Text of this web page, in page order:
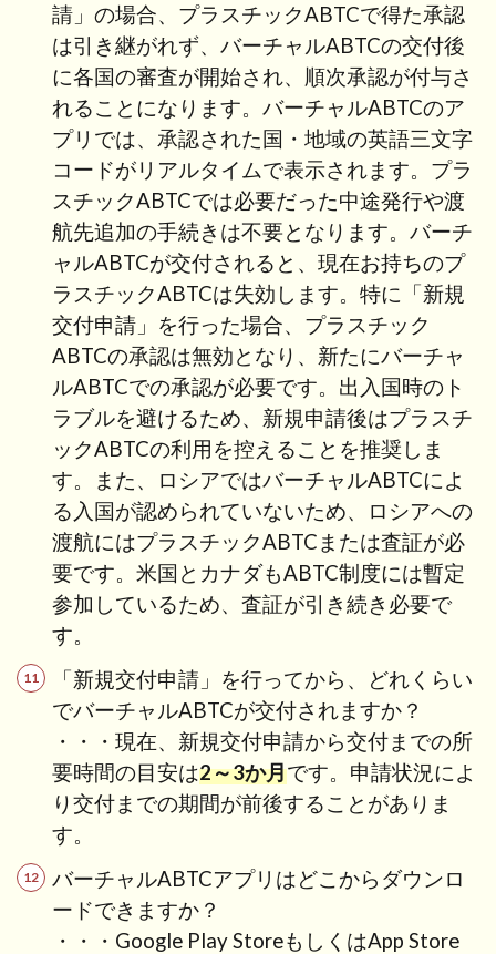
請」の場合、プラスチックABTCで得た承認
は引き継がれず、バーチャルABTCの交付後
に各国の審査が開始され、順次承認が付与さ
れることになります。バーチャルABTCのア
プリでは、承認された国・地域の英語三文字
コードがリアルタイムで表示されます。プラ
スチックABTCでは必要だった中途発行や渡
航先追加の手続きは不要となります。バーチ
ャルABTCが交付されると、現在お持ちのプ
ラスチックABTCは失効します。特に「新規
交付申請」を行った場合、プラスチック
ABTCの承認は無効となり、新たにバーチャ
ルABTCでの承認が必要です。出入国時のト
ラブルを避けるため、新規申請後はプラスチ
ックABTCの利用を控えることを推奨しま
す。また、ロシアではバーチャルABTCによ
る入国が認められていないため、ロシアへの
渡航にはプラスチックABTCまたは査証が必
要です。米国とカナダもABTC制度には暫定
参加しているため、査証が引き続き必要で
す。
「新規交付申請」を行ってから、どれくらい
でバーチャルABTCが交付されますか？
・・・現在、新規交付申請から交付までの所
要時間の目安は2～3か月です。申請状況によ
り交付までの期間が前後することがありま
す。
バーチャルABTCアプリはどこからダウンロ
ードできますか？
・・・Google Play StoreもしくはApp Store